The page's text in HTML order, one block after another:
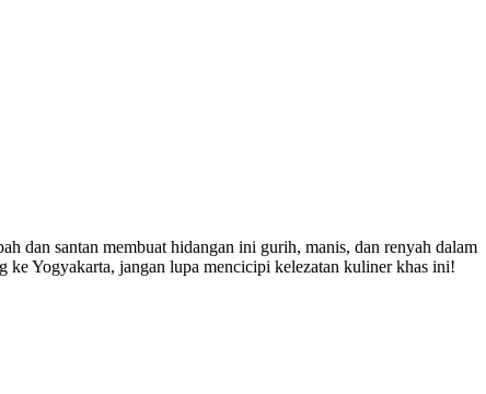
dan santan membuat hidangan ini gurih, manis, dan renyah dalam
Yogyakarta, jangan lupa mencicipi kelezatan kuliner khas ini!